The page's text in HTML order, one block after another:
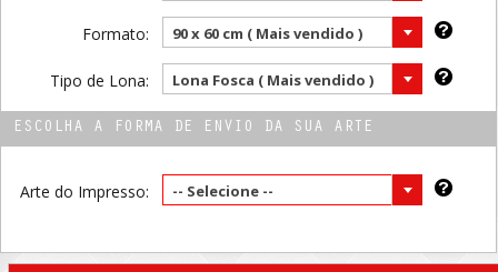
Formato: 90 x 60 cm ( Mais vendido )
Tipo de Lona: Lona Fosca ( Mais vendido )
ESCOLHA A FORMA DE ENVIO DA SUA ARTE
Arte do Impresso: -- Selecione --